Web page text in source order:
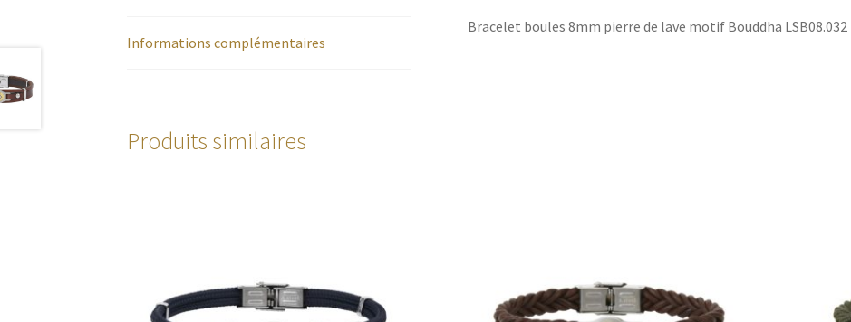
Informations complémentaires
Bracelet boules 8mm pierre de lave motif Bouddha LSB08.032
Produits similaires